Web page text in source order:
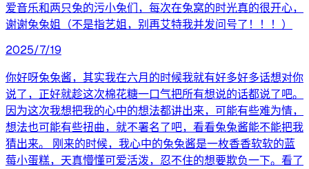
爱音乐和两只兔的污小兔们，每次在兔窝的时光真的很开心，
谢谢兔兔姐（不是指艺姐，别再艾特我并发问号了！！！）
2025/7/19
你好呀兔兔酱，其实我在六月的时候我就有好多好多话想对你
说了，正好就趁这次棉花糖一口气把所有想说的话都说了吧。
因为这次我想把我的心中的想法都讲出来，可能有些难为情，
想法也可能有些扭曲，就不署名了吧，看看兔兔酱能不能把我
猜出来。 刚来的时候，我心中的兔兔酱是一枚香香软软的蓝
莓小蛋糕，天真懵懂可爱活泼，忍不住的想要欺负一下。看了